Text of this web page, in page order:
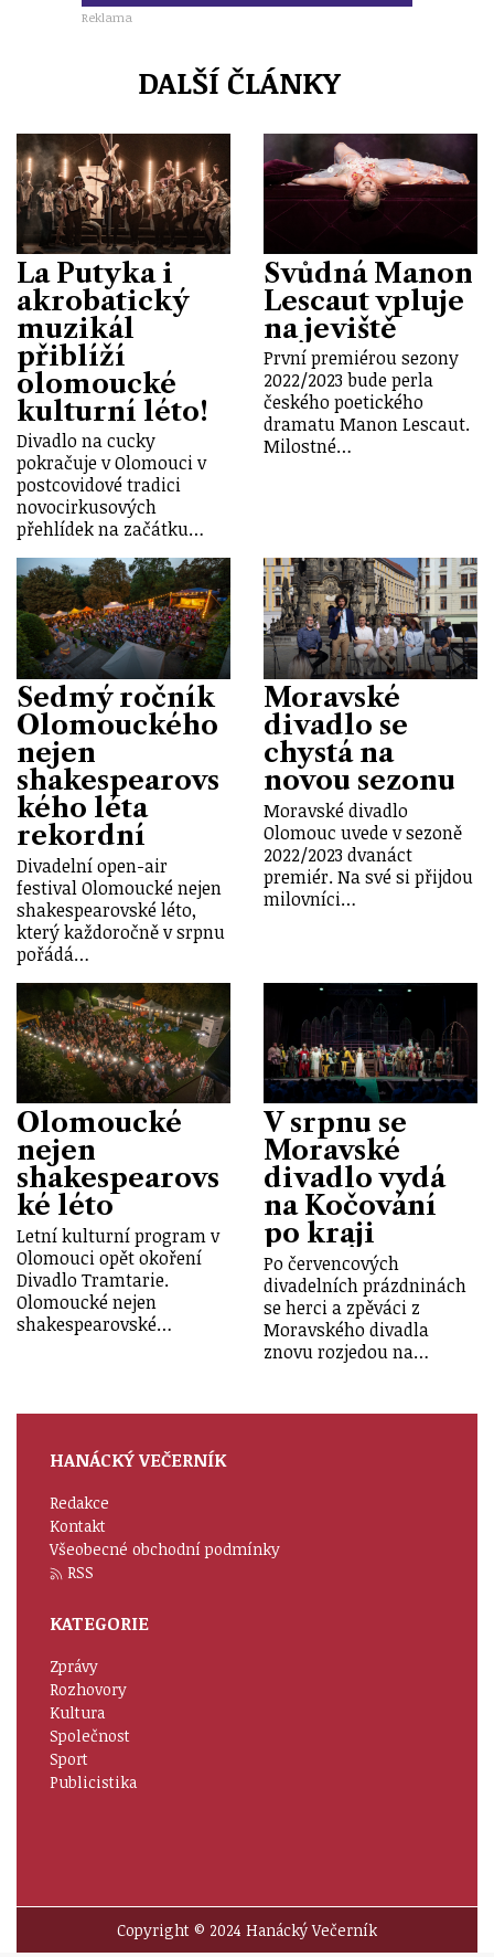
Reklama
DALŠÍ ČLÁNKY
La Putyka i
akrobatický
muzikál
přiblíží
olomoucké
kulturní léto!
Divadlo na cucky
pokračuje v Olomouci v
postcovidové tradici
novocirkusových
přehlídek na začátku…
Svůdná Manon
Lescaut vpluje
na jeviště
První premiérou sezony
2022/2023 bude perla
českého poetického
dramatu Manon Lescaut.
Milostné…
Sedmý ročník
Olomouckého
nejen
shakespearovs
kého léta
rekordní
Divadelní open-air
festival Olomoucké nejen
shakespearovské léto,
který každoročně v srpnu
pořádá…
Moravské
divadlo se
chystá na
novou sezonu
Moravské divadlo
Olomouc uvede v sezoně
2022/2023 dvanáct
premiér. Na své si přijdou
milovníci…
Olomoucké
nejen
shakespearovs
ké léto
Letní kulturní program v
Olomouci opět okoření
Divadlo Tramtarie.
Olomoucké nejen
shakespearovské…
V srpnu se
Moravské
divadlo vydá
na Kočování
po kraji
Po červencových
divadelních prázdninách
se herci a zpěváci z
Moravského divadla
znovu rozjedou na…
HANÁCKÝ VEČERNÍK
Redakce
Kontakt
Všeobecné obchodní podmínky
RSS
KATEGORIE
Zprávy
Rozhovory
Kultura
Společnost
Sport
Publicistika
Copyright © 2024 Hanácký Večerník